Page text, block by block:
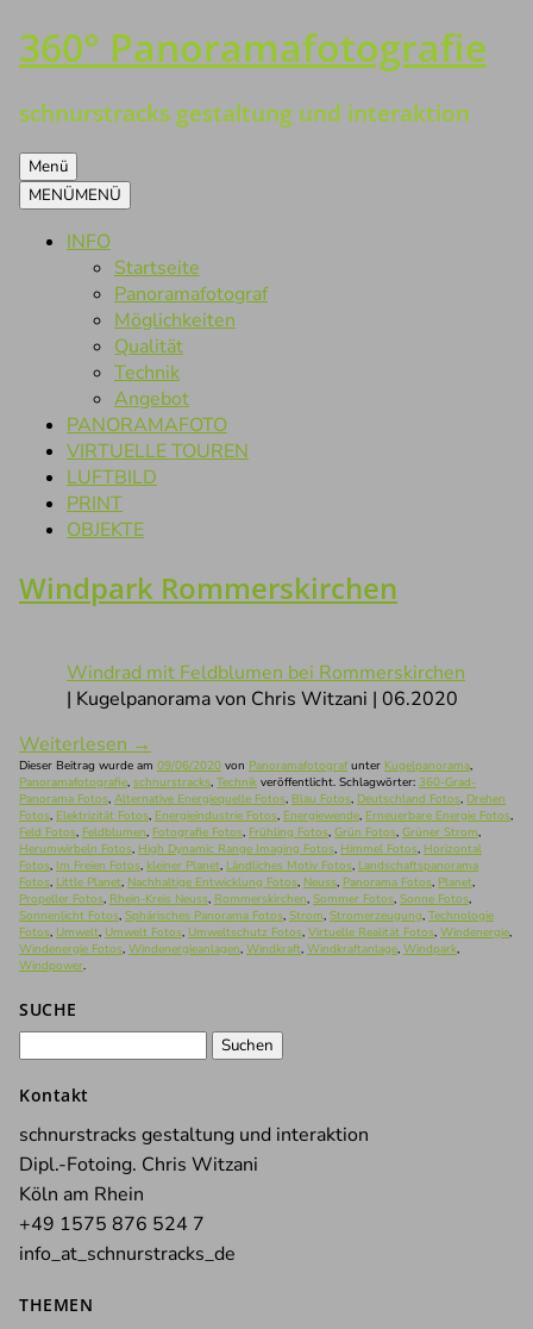
Zum
Inhalt
360° Panoramafotografie
schnurstracks gestaltung und interaktion
Menü
MENÜMENÜ
INFO
Startseite
Panoramafotograf
Möglichkeiten
Qualität
Technik
Angebot
PANORAMAFOTO
VIRTUELLE TOUREN
LUFTBILD
PRINT
OBJEKTE
Windpark Rommerskirchen
Windrad mit Feldblumen bei Rommerskirchen
| Kugelpanorama von Chris Witzani | 06.2020
Weiterlesen →
Dieser Beitrag wurde am 09/06/2020 von Panoramafotografunter Kugelpanorama,
Panoramafotografie, schnurstracks, Technik veröffentlicht. Schlagwörter: 360-Grad-
Panorama Fotos, Alternative Energiequelle Fotos, Blau Fotos, Deutschland Fotos, Drehen
Fotos, Elektrizität Fotos, Energieindustrie Fotos, Energiewende, Erneuerbare Energie Fotos,
Feld Fotos, Feldblumen, Fotografie Fotos, Frühling Fotos, Grün Fotos, Grüner Strom,
Herumwirbeln Fotos, High Dynamic Range Imaging Fotos, Himmel Fotos, Horizontal
Fotos, Im Freien Fotos, kleiner Planet, Ländliches Motiv Fotos, Landschaftspanorama
Fotos, Little Planet, Nachhaltige Entwicklung Fotos, Neuss, Panorama Fotos, Planet,
Propeller Fotos, Rhein-Kreis Neuss, Rommerskirchen, Sommer Fotos, Sonne Fotos,
Sonnenlicht Fotos, Sphärisches Panorama Fotos, Strom, Stromerzeugung, Technologie
Fotos, Umwelt, Umwelt Fotos, Umweltschutz Fotos, Virtuelle Realität Fotos, Windenergie,
Windenergie Fotos, Windenergieanlagen, Windkraft, Windkraftanlage, Windpark,
Windpower.
SUCHE
Kontakt
schnurstracks gestaltung und interaktion
Dipl.-Fotoing. Chris Witzani
Köln am Rhein
+49 1575 876 524 7
info_at_schnurstracks_de
THEMEN